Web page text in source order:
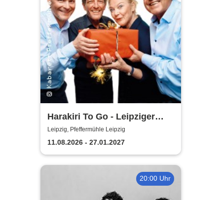
Harakiri To Go - Leipziger
Pfeffermühle
Leipzig, Pfeffermühle Leipzig
11.08.2026 - 27.01.2027
20:00 Uhr